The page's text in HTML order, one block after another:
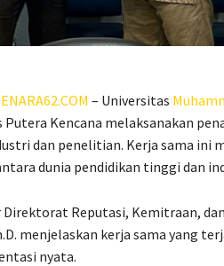
– Universitas
Putera Kencana melaksanakan
dan penelitian. Kerja sama ini
dunia pendidikan tinggi dan
Reputasi, Kemitraan,
menjelaskan kerja sama yang
nyata.